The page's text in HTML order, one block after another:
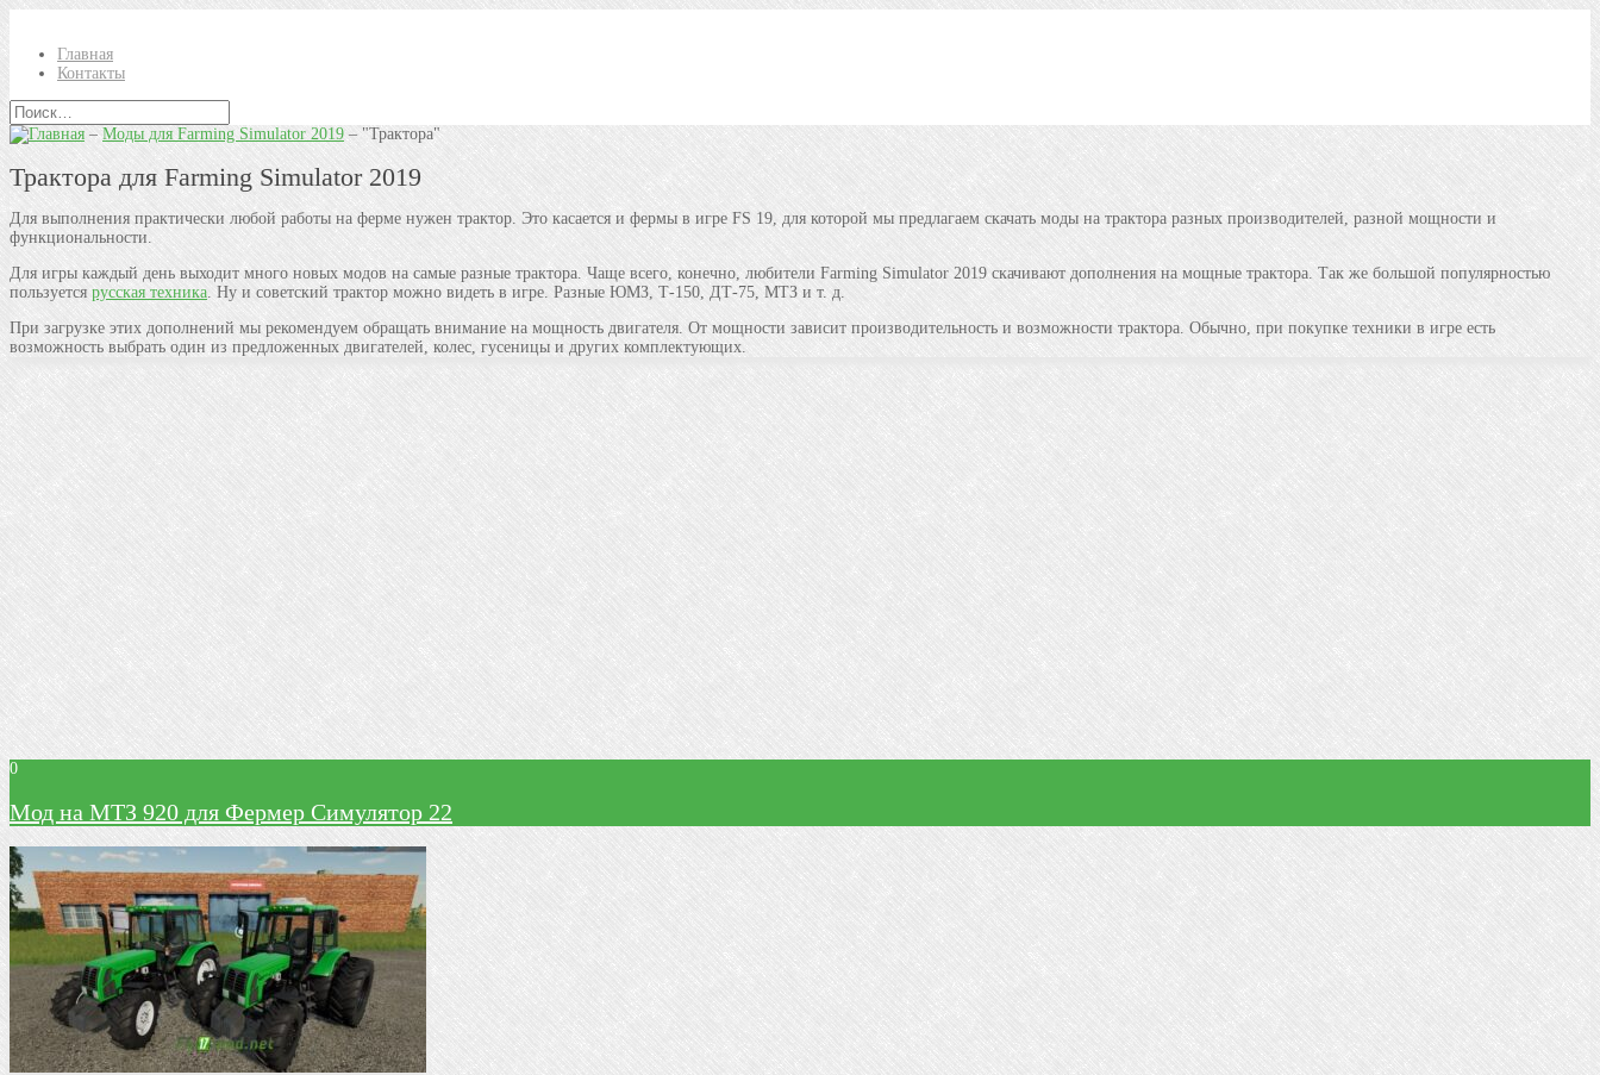
Главная
Контакты
–Моды для Farming Simulator 2019 – "Трактора"
Трактора для Farming Simulator 2019
Для выполнения практически любой работы на ферме нужен трактор. Это касается и фермы в игре FS 19, для которой мы предлагаем скачать моды на трактора разных производителей, разной мощности и
функциональности.
Для игры каждый день выходит много новых модов на самые разные трактора. Чаще всего, конечно, любители Farming Simulator 2019 скачивают дополнения на мощные трактора. Так же большой популярностью
пользуется русская техника. Ну и советский трактор можно видеть в игре. Разные ЮМЗ, Т-150, ДТ-75, МТЗ и т. д.
При загрузке этих дополнений мы рекомендуем обращать внимание на мощность двигателя. От мощности зависит производительность и возможности трактора. Обычно, при покупке техники в игре есть
возможность выбрать один из предложенных двигателей, колес, гусеницы и других комплектующих.
0
Мод на МТЗ 920 для Фермер Симулятор 22